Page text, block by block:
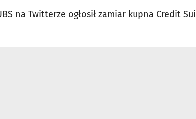
na Twitterze ogłosił zamiar kupna Credit